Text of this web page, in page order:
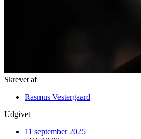
Skrevet af
Rasmus Vestergaard
Udgivet
11 september 2025